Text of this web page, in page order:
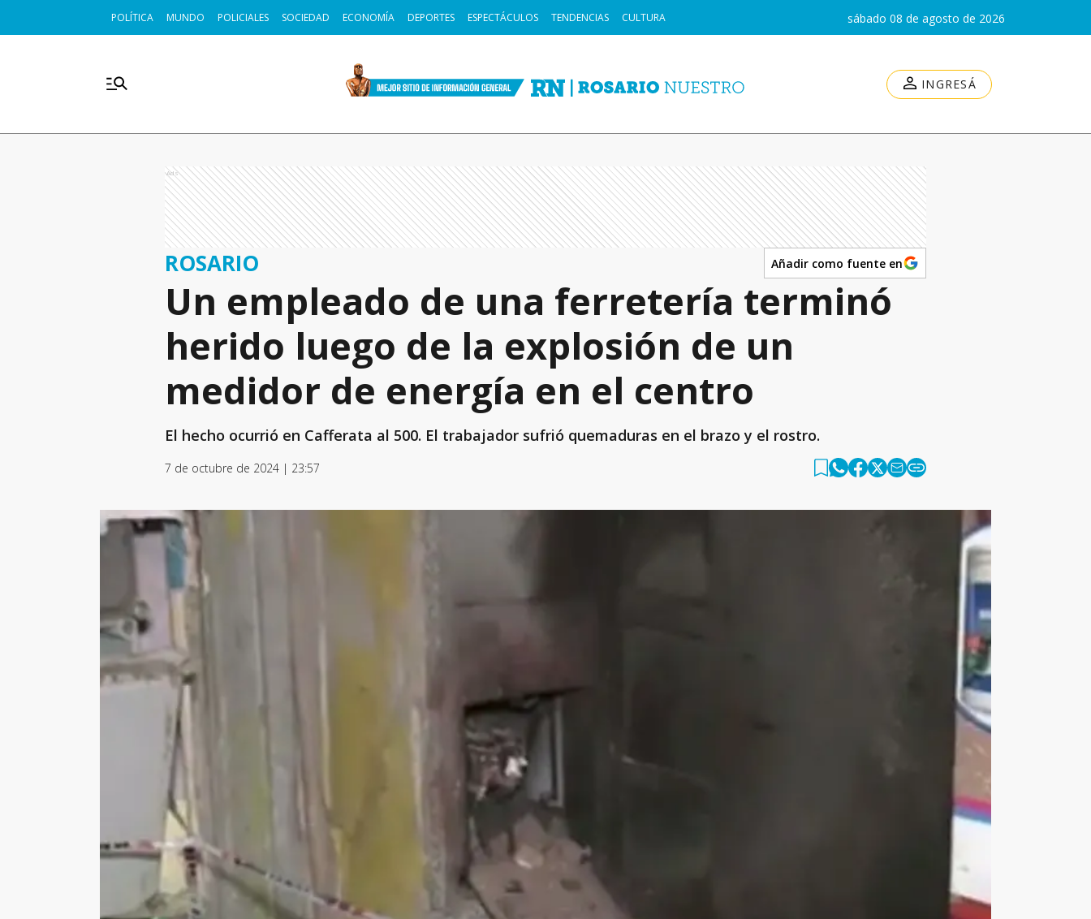
POLÍTICA MUNDO POLICIALES SOCIEDAD ECONOMÍA DEPORTES ESPECTÁCULOS TENDENCIAS CULTURA sábado 08 de agosto de 2026
INGRESÁ
Ads
ROSARIO Añadir como fuente en
Un empleado de una ferretería terminó
herido luego de la explosión de un
medidor de energía en el centro
El hecho ocurrió en Cafferata al 500. El trabajador sufrió quemaduras en el brazo y el rostro.
7 de octubre de 2024 | 23:57